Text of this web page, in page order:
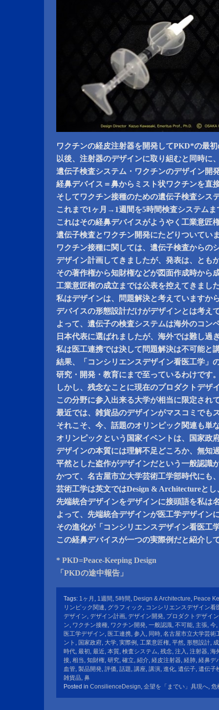
ワクチンの経皮注射器を開発してPKD*の最
以後、注射器のデザインに取り組むと同時に
遺伝子検査システム・ワクチンのデザイン開
経鼻デバイス＝鼻からミスト状ワクチンを直
そしてワクチン接種のための遺伝子検査シス
これまで1ヶ月→1週間を5時間検査システム
これはその経鼻デバイスがようやく工業意匠
遺伝子検査とワクチン開発にたどりついてい
ワクチン接種に関しては、遺伝子検査からの
デザイン計画してきましたが、発表は、とも
その著作権から知財権などが図面作成時から
工業意匠権の成立までは公表を控えてきまし
私はデザインは、問題解決と考えていますか
デバイスの形態設計だけがデザインとは考え
よって、遺伝子の検査システムは海外のコン
日本代表に選ばれましたが、海外では難し過
私は医工連携では決して問題解決は不可能と
結果、「コンシリエンスデザイン看医工学」
研究・開発・教育にまで至っているわけです
しかし、残念なことに現在のプロダクトデザ
この分野に参入出来る大学が相当に限定され
最近では、雑貨品のデザインがマスコミでも
それこそ、今、話題のオリンピック関連も単
オリンピックという国家イベントは、国家政
デザインの本質には理解不足どころか、無知
平然とした盗作がデザインだという一般認識
かつて、名古屋市立大学芸術工学部時代にも
芸術工学は英文ではDesign & Architectureとし
先端統合デザインをデザインに接頭語を私は
よって、先端統合デザインが医工学デザイン
その進化が「コンシリエンスデザイン看医工
この経鼻デバイスが一つの実際例だと紹介し
* PKD=Peace-Keeping Design
「PKDの途中報告」
Tags: 1ヶ月 , 1週間 , 5時間 , Design & Architecture, Peace
リンピック関連, グラフィック , コンシリエンスデザイン看
デザイン, デザイン計画, デザイン開発, プロダクトデザイン
ン, ワクチン接種, ワクチン開発, 一般認識, 不可能, 主張, 今,
医工学デザイン, 医工連携, 参入 , 同時, 名古屋市立大学芸術
ント , 国家政府, 大学, 実際例 , 工業意匠権, 平然, 形態設計,
時代, 最初, 最近, 本質, 検査システム, 残念, 注入 , 注射器, 海
接, 相当, 知財権, 研究, 確立, 紹介, 経皮注射器, 経肺, 経鼻デ
血管, 製品開発, 評価, 話題, 講座, 講演, 進化, 遺伝子, 遺伝子
雑貨品, 鼻
Posted in ConsilienceDesign, 企望を「までい」具現へ, 危